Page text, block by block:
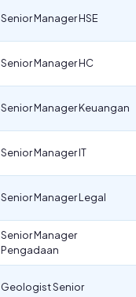
Senior Manager HSE
Senior Manager HC
Senior Manager Keuangan
Senior Manager IT
Senior Manager Legal
Senior Manager
Pengadaan
Geologist Senior